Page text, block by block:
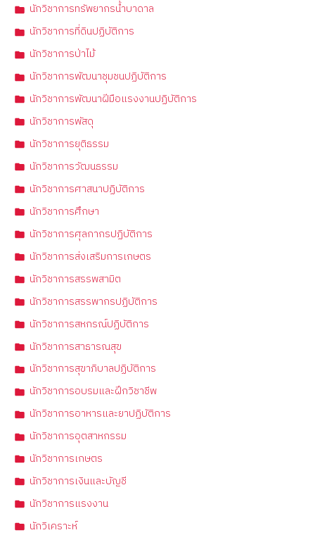
นักวิชาการทรัพยากรน้ำบาดาล
นักวิชาการที่ดินปฏิบัติการ
นักวิชาการป่าไม้
นักวิชาการพัฒนาชุมชนปฏิบัติการ
นักวิชาการพัฒนาฝีมือแรงงานปฏิบัติการ
นักวิชาการพัสดุ
นักวิชาการยุติธรรม
นักวิชาการวัฒนธรรม
นักวิชาการศาสนาปฏิบัติการ
นักวิชาการศึกษา
นักวิชาการศุลกากรปฏิบัติการ
นักวิชาการส่งเสริมการเกษตร
นักวิชาการสรรพสามิต
นักวิชาการสรรพากรปฏิบัติการ
นักวิชาการสหกรณ์ปฏิบัติการ
นักวิชาการสาธารณสุข
นักวิชาการสุขาภิบาลปฏิบัติการ
นักวิชาการอบรมและฝึกวิชาชีพ
นักวิชาการอาหารและยาปฏิบัติการ
นักวิชาการอุตสาหกรรม
นักวิชาการเกษตร
นักวิชาการเงินและบัญชี
นักวิชาการแรงงาน
นักวิเคราะห์